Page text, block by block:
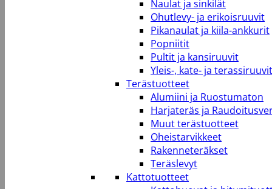
Naulat ja sinkilät
Ohutlevy- ja erikoisruuvit
Pikanaulat ja kiila-ankkurit
Popniitit
Pultit ja kansiruuvit
Yleis-, kate- ja terassiruuvit
Terästuotteet
Alumiini ja Ruostumaton
Harjateräs ja
Muut terästuotteet
Oheistarvikkeet
Rakenneteräkset
Teräslevyt
Kattotuotteet